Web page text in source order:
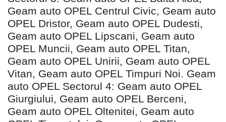
Geam auto OPEL Centrul Civic, Geam auto
OPEL Dristor, Geam auto OPEL Dudesti,
Geam auto OPEL Lipscani, Geam auto
OPEL Muncii, Geam auto OPEL Titan,
Geam auto OPEL Unirii, Geam auto OPEL
Vitan, Geam auto OPEL Timpuri Noi. Geam
auto OPEL Sectorul 4: Geam auto OPEL
Giurgiului, Geam auto OPEL Berceni,
Geam auto OPEL Oltenitei, Geam auto